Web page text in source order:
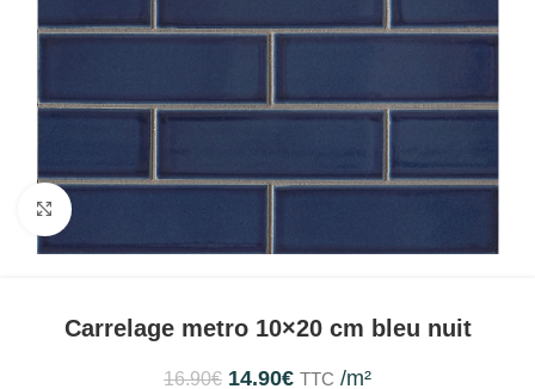
Agrandir
Carrelage metro 10×20 cm bleu nuit
16.90€ 14.90€ TTC /m²